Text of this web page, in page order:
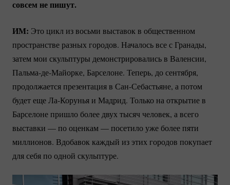
совсем не пишут.
ИМ: Это цикл из восьми выставок в общественном
пространстве разных городов. Началось все с Гранады,
затем мои скульптуры демонстрировались в Валенсии,
Пальма-де-Майорке, Барселоне. Теперь, до сентября,
продолжается презентация в Сан-Себастьяне, а потом
будет ещеЛа-Коруньяи Мадрид. Только на открытие в
Барселоне пришло более двух тысяч человек, а всего
выставки — по оценкам — посетило уже более пяти
миллионов. Вдобавок каждый из этих городов покупает
для себя по одной скульптуре.